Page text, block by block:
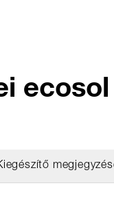
ecosol